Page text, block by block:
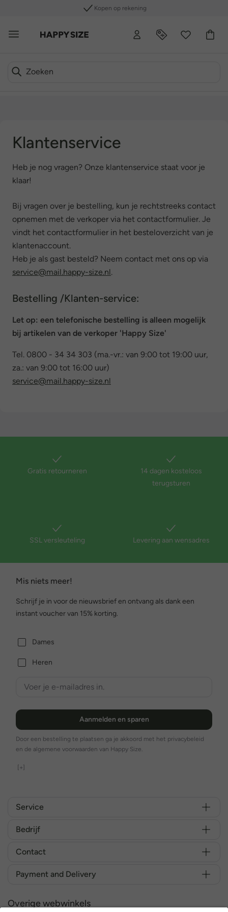
Kopen op rekening
Klantenservice
Heb je nog vragen? Onze klantenservice staat voor je
klaar!
Bij vragen over je bestelling, kun je rechtstreeks contact
opnemen met de verkoper via het contactformulier. Je
vindt het contactformulier in het besteloverzicht van je
klantenaccount.
Heb je als gast besteld? Neem contact met ons op via
service@mail.happy-size.nl.
Bestelling /Klanten-service:
Let op: een telefonische bestelling is alleen mogelijk
bij artikelen van de verkoper 'Happy Size'
Tel. 0800 - 34 34 303 (ma.-vr.: van 9:00 tot 19:00 uur,
za.: van 9:00 tot 16:00 uur)
service@mail.happy-size.nl
Gratis retourneren
14 dagen kosteloos
terugsturen
SSL versleuteling Levering aan wensadres
Mis niets meer!
Schrijf je in voor de nieuwsbrief en ontvang als dank een
instant voucher van 15% korting.
Dames
Heren
Aanmelden en sparen
Door een bestelling te plaatsen ga je akkoord met het privacybeleid
en de algemene voorwaarden van Happy Size.
[+]
Service
Bedrijf
Contact
Payment and Delivery
Overige webwinkels